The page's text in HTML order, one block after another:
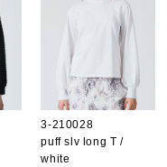
3-210028
puff slv long T /
white